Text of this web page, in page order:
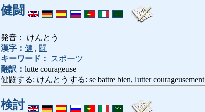
健闘
発音： けんとう
漢字： 健 , 闘
キーワード：
スポーツ
翻訳： lutte courageuse
健闘する: けんとうする: se battre bien, lutter courageusement
検討